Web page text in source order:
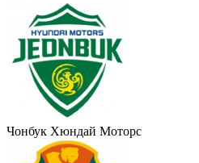
Чонбук Хюндай Моторс